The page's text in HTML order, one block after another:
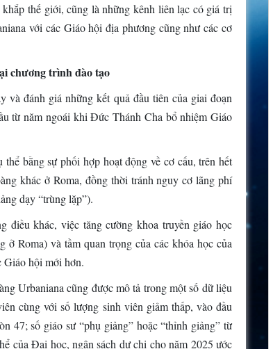
thế giới, cũng là những kênh liên lạc có giá trị
với các Giáo hội địa phương cũng như các cơ
chương trình đào tạo
và đánh giá những kết quả đầu tiên của giai đoạn
từ năm ngoái khi Đức Thánh Cha bổ nhiệm Giáo
bằng sự phối hợp hoạt động về cơ cấu, trên hết
khác ở Roma, đồng thời tránh nguy cơ lãng phí
dạy “trùng lặp”).
điều khác, việc tăng cường khoa truyền giáo học
Roma) và tầm quan trọng của các khóa học của
Giáo hội mới hơn.
Urbaniana cũng được mô tả trong một số dữ liệu
cùng với số lượng sinh viên giảm thấp, vào đầu
47; số giáo sư “phụ giảng” hoặc “thỉnh giảng” từ
của Đại học, ngân sách dự chi cho năm 2025 ước